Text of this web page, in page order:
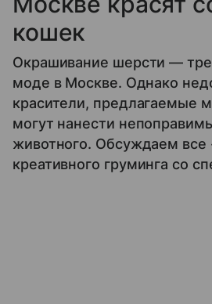
кошек
Окрашивание шерсти —
моде в Москве. Однако
красители, предлагаемые
могут нанести
животного. Обсуждаем все
креативного груминга со